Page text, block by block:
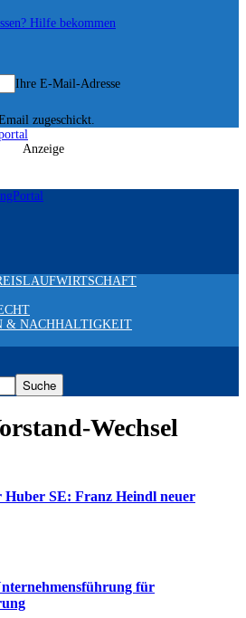
Hilfe bekommen
Ihre E-Mail-Adresse
zugeschickt.
Anzeige
& NACHHALTIGKEIT
Wechsel
Huber SE: Franz Heindl neuer
für